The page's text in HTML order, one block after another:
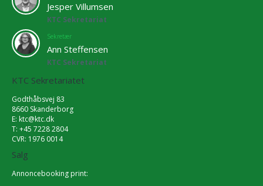
Jesper Villumsen
KTC Sekretariat
Sekretær
Ann Steffensen
KTC Sekretariat
KTC Sekretariatet
Godthåbsvej 83
8660 Skanderborg
E: ktc@ktc.dk
T: +45 7228 2804
CVR: 1976 0014
Salg
Annoncebooking print: